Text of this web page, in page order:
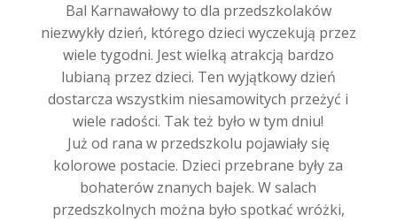
Bal Karnawałowy to dla przedszkolaków
niezwykły dzień, którego dzieci wyczekują przez
wiele tygodni. Jest wielką atrakcją bardzo
lubianą przez dzieci. Ten wyjątkowy dzień
dostarcza wszystkim niesamowitych przeżyć i
wiele radości. Tak też było w tym dniu!
Już od rana w przedszkolu pojawiały się
kolorowe postacie. Dzieci przebrane były za
bohaterów znanych bajek. W salach
przedszkolnych można było spotkać wróżki,